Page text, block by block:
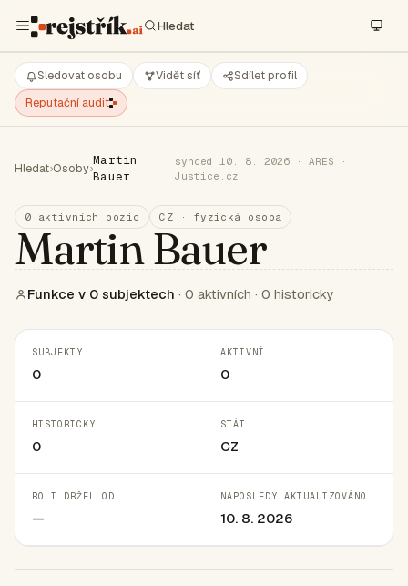
Sledovat osobu Vidět síť
Sdílet profil
Reputační audit
Hledat›Osoby›
Martin
Bauer
synced 10. 8. 2026 · ARES ·
Justice.cz
0 aktivních pozic CZ · fyzická osoba
Martin Bauer
Funkce v 0 subjektech · 0 aktivních · 0 historicky
SUBJEKTY
0
AKTIVNÍ
0
HISTORICKY
0
STÁT
CZ
ROLI DRŽEL OD
—
NAPOSLEDY AKTUALIZOVÁNO
10. 8. 2026